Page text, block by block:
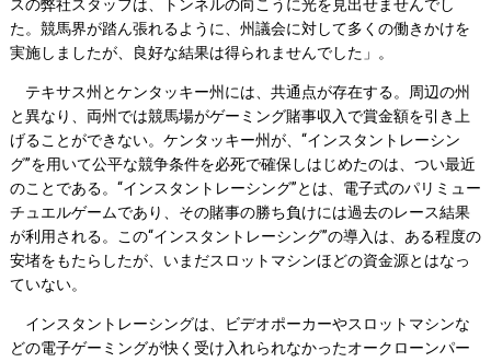
スの弊社スタッフは、トンネルの向こうに光を見出せませんでし
た。競馬界が踏ん張れるように、州議会に対して多くの働きかけを
実施しましたが、良好な結果は得られませんでした」。
テキサス州とケンタッキー州には、共通点が存在する。周辺の州
と異なり、両州では競馬場がゲーミング賭事収入で賞金額を引き上
げることができない。ケンタッキー州が、“インスタントレーシン
グ”を用いて公平な競争条件を必死で確保しはじめたのは、つい最近
のことである。“インスタントレーシング”とは、電子式のパリミュー
チュエルゲームであり、その賭事の勝ち負けには過去のレース結果
が利用される。この“インスタントレーシング”の導入は、ある程度の
安堵をもたらしたが、いまだスロットマシンほどの資金源とはなっ
ていない。
インスタントレーシングは、ビデオポーカーやスロットマシンな
どの電子ゲーミングが快く受け入れられなかったオークローンパー